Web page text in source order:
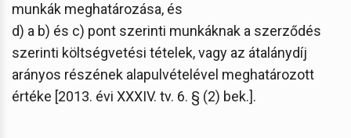
munkák meghatározása, és
d) a b) és c) pont szerinti munkáknak a szerződés
szerinti költségvetési tételek, vagy az átalánydíj
arányos részének alapulvételével meghatározott
értéke [2013. évi XXXIV. tv. 6. § (2) bek.].